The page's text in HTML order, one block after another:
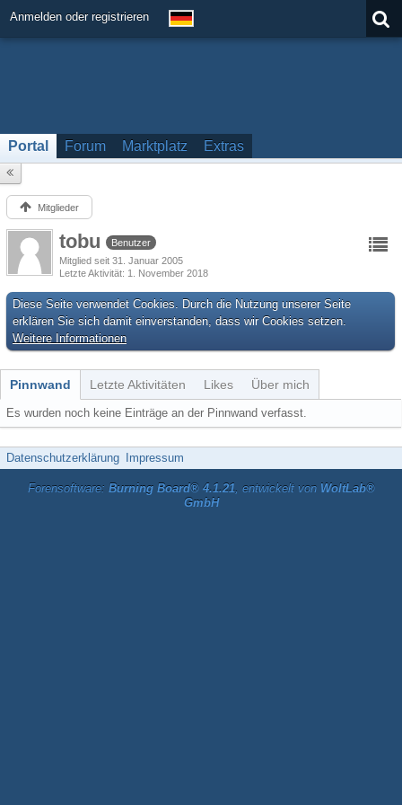
Anmelden oder registrieren
Portal Forum Marktplatz Extras
Mitglieder
tobu
Benutzer
Mitglied seit 31. Januar 2005
Letzte Aktivität 1. November 2018
Diese Seite verwendet Cookies. Durch die Nutzung unserer Seite
erklären Sie sich damit einverstanden, dass wir Cookies setzen.
Weitere Informationen
Pinnwand Letzte Aktivitäten Likes Über mich
Es wurden noch keine Einträge an der Pinnwand verfasst.
Datenschutzerklärung Impressum
Forensoftware: Burning Board® 4.1.21, entwickelt von WoltLab®
GmbH